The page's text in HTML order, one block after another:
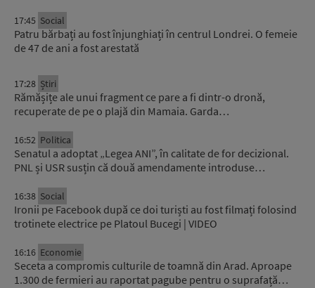
17:45 Social
Patru bărbați au fost înjunghiați în centrul Londrei. O femeie
de 47 de ani a fost arestată
17:28 Știri
Rămășițe ale unui fragment ce pare a fi dintr-o dronă,
recuperate de pe o plajă din Mamaia. Garda…
16:52 Politica
Senatul a adoptat „Legea ANI”, în calitate de for decizional.
PNL și USR susțin că două amendamente introduse…
16:38 Social
Ironii pe Facebook după ce doi turiști au fost filmați folosind
trotinete electrice pe Platoul Bucegi | VIDEO
16:16 Economie
Seceta a compromis culturile de toamnă din Arad. Aproape
1.300 de fermieri au raportat pagube pentru o suprafață…